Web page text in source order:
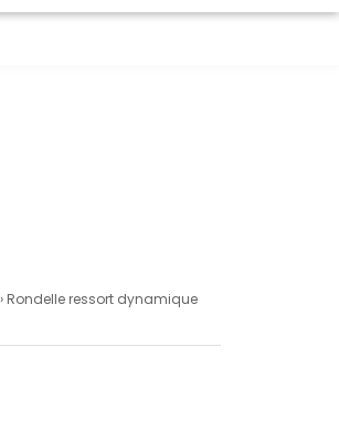
› Rondelle ressort dynamique